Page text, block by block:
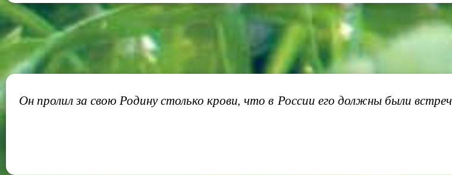
Он пролил за свою Родину столько крови, что в России его должны были